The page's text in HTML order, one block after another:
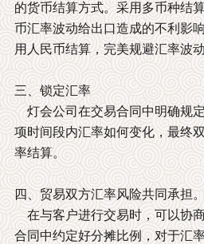
的货币结算方式。采用多币种结
币汇率波动给出口造成的不利影
用人民币结算，完美规避汇率波
三、锁定汇率
灯会公司在交易合同中明确规
项时间段内汇率如何变化，最终
率结算。
四、贸易双方汇率风险共同承担。
在与客户进行交易时，可以协
合同中约定好分摊比例，对于汇